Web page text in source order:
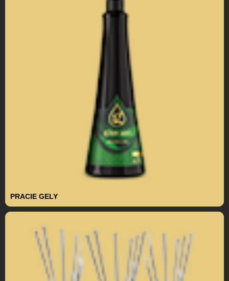
PRACIE GELY